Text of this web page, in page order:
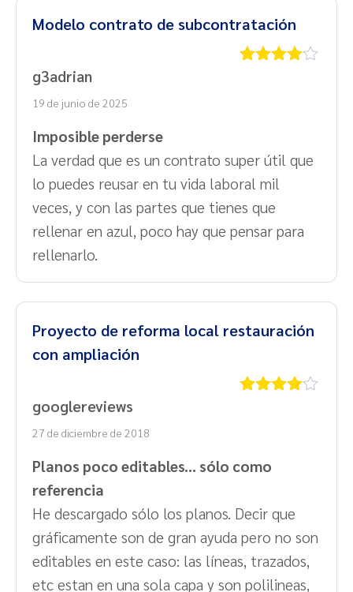
Modelo contrato de subcontratación
g3adrian
19 de junio de 2025
Imposible perderse
La verdad que es un contrato super útil que
lo puedes reusar en tu vida laboral mil
veces, y con las partes que tienes que
rellenar en azul, poco hay que pensar para
rellenarlo.
Proyecto de reforma local restauración
con ampliación
googlereviews
27 de diciembre de 2018
Planos poco editables... sólo como
referencia
He descargado sólo los planos. Decir que
gráficamente son de gran ayuda pero no son
editables en este caso: las líneas, trazados,
etc estan en una sola capa y son polilineas,